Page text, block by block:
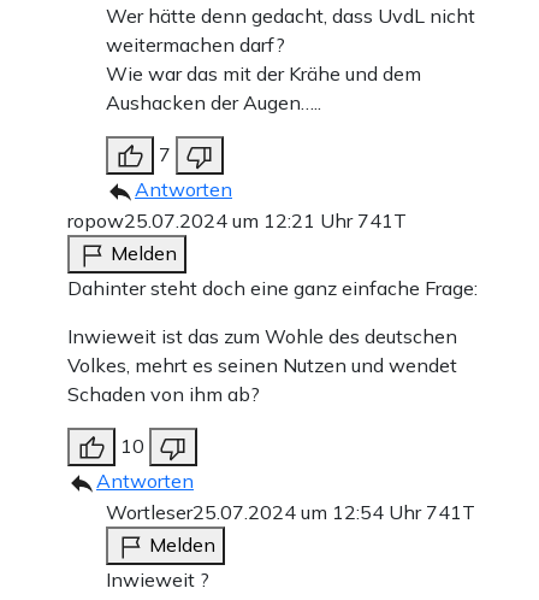
Wer hätte denn gedacht, dass UvdL nicht
weitermachen darf?
Wie war das mit der Krähe und dem
Aushacken der Augen…..
7
Antworten
ropow25.07.2024 um 12:21 Uhr 741T
Melden
Dahinter steht doch eine ganz einfache Frage:
Inwieweit ist das zum Wohle des deutschen
Volkes, mehrt es seinen Nutzen und wendet
Schaden von ihm ab?
10
Antworten
Wortleser25.07.2024 um 12:54 Uhr 741T
Melden
Inwieweit ?